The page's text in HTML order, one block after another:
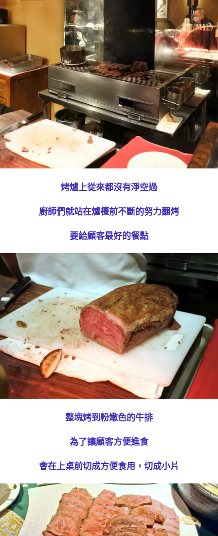
烤爐上從來都沒有淨空過
廚師們就站在爐檯前不斷的努力翻烤
要給顧客最好的餐點
整塊烤到粉嫩色的牛排
為了讓顧客方便進食
會在上桌前切成方便食用，切成小片